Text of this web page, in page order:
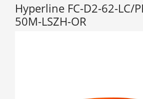
Hyperline FC-D2-62-LC/
50M-LSZH-OR